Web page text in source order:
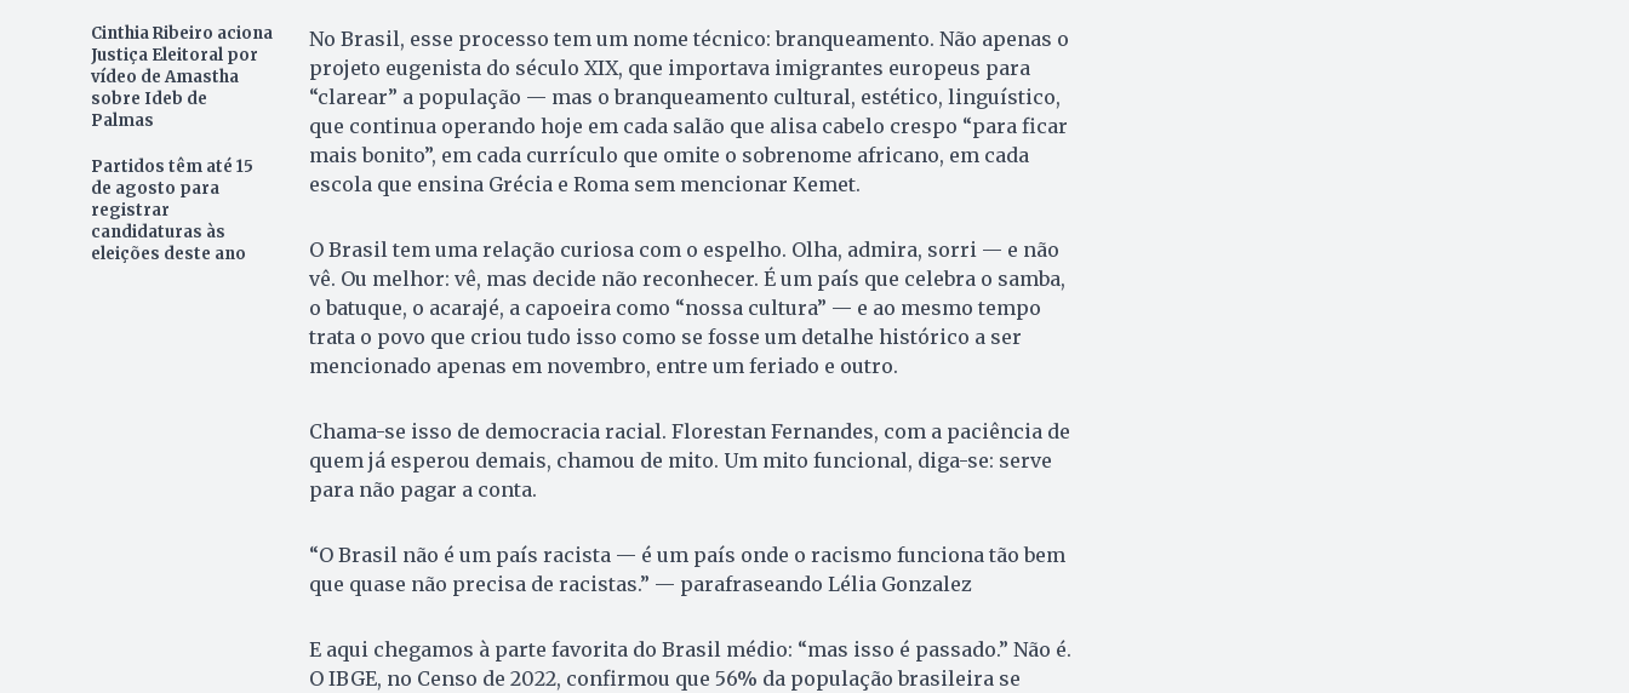
Cinthia Ribeiro aciona
Justiça Eleitoral por
vídeo de Amastha
sobre Ideb de
Palmas
Partidos têm até 15
de agosto para
registrar
candidaturas às
eleições deste ano
No Brasil, esse processo tem um nome técnico: branqueamento. Não apenas o
projeto eugenista do século XIX, que importava imigrantes europeus para
“clarear” a população — mas o branqueamento cultural, estético, linguístico,
que continua operando hoje em cada salão que alisa cabelo crespo “para ficar
mais bonito”, em cada currículo que omite o sobrenome africano, em cada
escola que ensina Grécia e Roma sem mencionar Kemet.
O Brasil tem uma relação curiosa com o espelho. Olha, admira, sorri — e não
vê. Ou melhor: vê, mas decide não reconhecer. É um país que celebra o samba,
o batuque, o acarajé, a capoeira como “nossa cultura” — e ao mesmo tempo
trata o povo que criou tudo isso como se fosse um detalhe histórico a ser
mencionado apenas em novembro, entre um feriado e outro.
Chama-se isso de democracia racial. Florestan Fernandes, com a paciência de
quem já esperou demais, chamou de mito. Um mito funcional, diga-se: serve
para não pagar a conta.
“O Brasil não é um país racista — é um país onde o racismo funciona tão bem
que quase não precisa de racistas.” — parafraseando Lélia Gonzalez
E aqui chegamos à parte favorita do Brasil médio: “mas isso é passado.” Não é.
O IBGE, no Censo de 2022, confirmou que 56% da população brasileira se